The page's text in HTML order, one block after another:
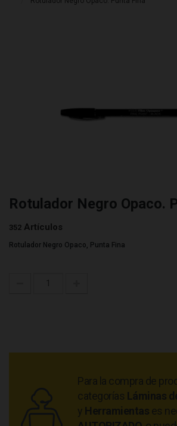
Rotulador Negro Opaco.
352 Artículos
Rotulador Negro Opaco, Punta Fina
Para la compra de
categorías Láminas
y Herramientas es